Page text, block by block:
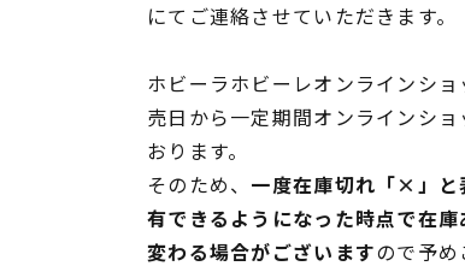
にてご連絡させていただきます。
ホビーラホビーレオンラインシ
売日から一定期間オンラインシ
おります。
そのため、 一度在庫切れ「×」と
有できるようになった時点で在
変わる場合がございますので予め